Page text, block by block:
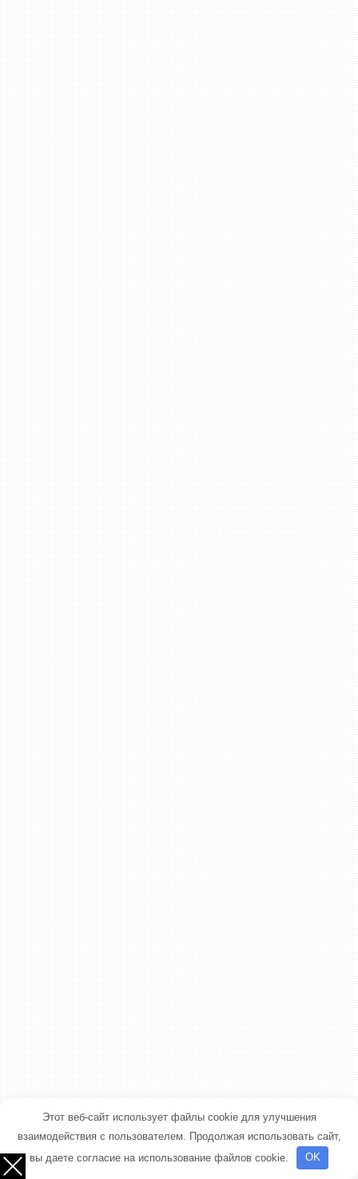
Этот веб-сайт использует файлы cookie для улучшения
взаимодействия с пользователем. Продолжая использовать сайт,
вы даете согласие на использование файлов cookie.
OK